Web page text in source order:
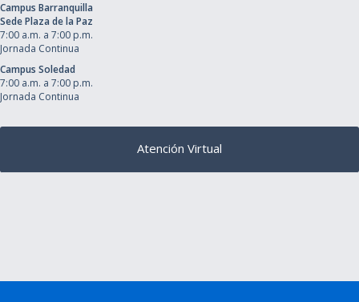
Campus Barranquilla
Sede Plaza de la Paz
7:00 a.m. a 7:00 p.m.
Jornada Continua
Campus Soledad
7:00 a.m. a 7:00 p.m.
Jornada Continua
Atención Virtual